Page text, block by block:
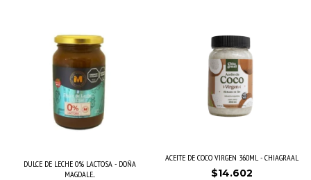
DULCE DE LECHE 0% LACTOSA - DOÑA
MAGDALE...
ACEITE DE COCO VIRGEN 360ML - CHIAGRAAL
$14.602